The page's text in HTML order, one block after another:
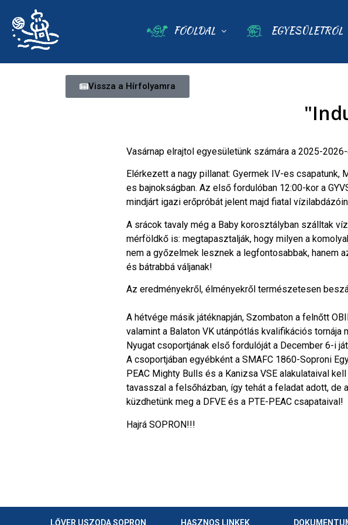
FŐOLDAL EGYESÜLETRŐL
Vissza a Hírfolyamra
Vasárnap elrajtol egyesületünk számára a 2025-
Elérkezett a nagy pillanat: Gyermek IV-es
es bajnokságban. Az első fordulóban 12:00-kor a
mindjárt igazi erőpróbát jelent majd fiatal
A srácok tavaly még a Baby korosztályban szálltak
mérföldkő is: megtapasztalják, hogy milyen a
nem a győzelmek lesznek a legfontosabbak, hanem
és bátrabbá váljanak!
Az eredményekről, élményekről természetesen
A hétvége másik játéknapján, Szombaton a felnőtt
valamint a Balaton VK utánpótlás kvalifikációs
Nyugat csoportjának első fordulóját a December 6-i
A csoportjában egyébként a SMAFC 1860-Soproni
PEAC Mighty Bulls és a Kanizsa VSE alakulataival
tavasszal a felsőházban, így tehát a feladat adott,
küzdhetünk meg a DFVE és a PTE-PEAC csapataival!
Hajrá SOPRON!!!
LŐVER USZODA SOPRON HASZNOS LINKEK